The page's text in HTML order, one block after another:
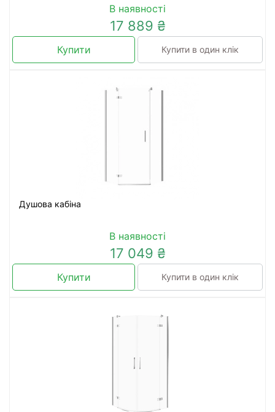
В наявності
17 889 ₴
Купити Купити в один клік
Душова кабіна
В наявності
17 049 ₴
Купити Купити в один клік